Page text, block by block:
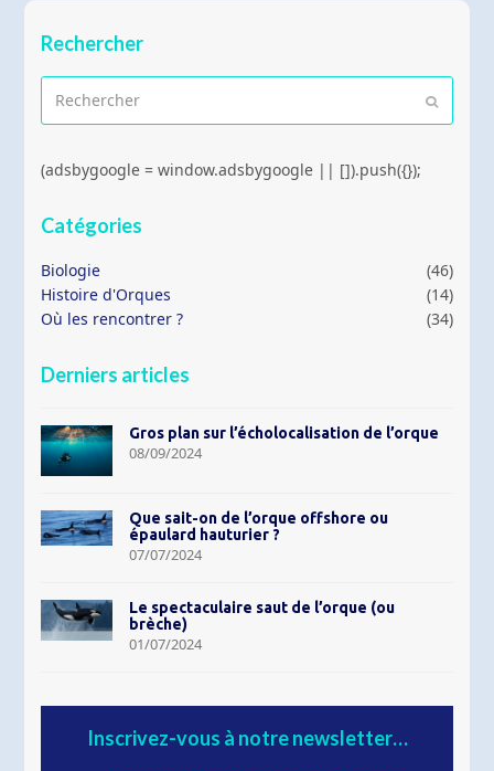
Rechercher
Envoyer
(adsbygoogle = window.adsbygoogle || []).push({});
Catégories
Biologie
(46)
Histoire d'Orques
(14)
Où les rencontrer ?
(34)
Derniers articles
Gros plan sur l’écholocalisation de l’orque
08/09/2024
Que sait-on de l’orque offshore ou
épaulard hauturier ?
07/07/2024
Le spectaculaire saut de l’orque (ou
brèche)
01/07/2024
Inscrivez-vous à notre newsletter…